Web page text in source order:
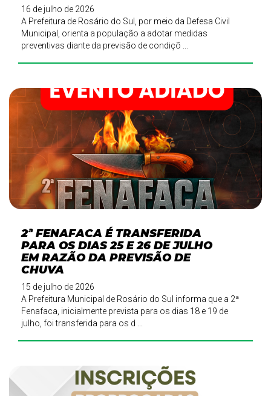
16 de julho de 2026
A Prefeitura de Rosário do Sul, por meio da Defesa Civil
Municipal, orienta a população a adotar medidas
preventivas diante da previsão de condiçõ ...
2ª FENAFACA É TRANSFERIDA
PARA OS DIAS 25 E 26 DE JULHO
EM RAZÃO DA PREVISÃO DE
CHUVA
15 de julho de 2026
A Prefeitura Municipal de Rosário do Sul informa que a 2ª
Fenafaca, inicialmente prevista para os dias 18 e 19 de
julho, foi transferida para os d ...